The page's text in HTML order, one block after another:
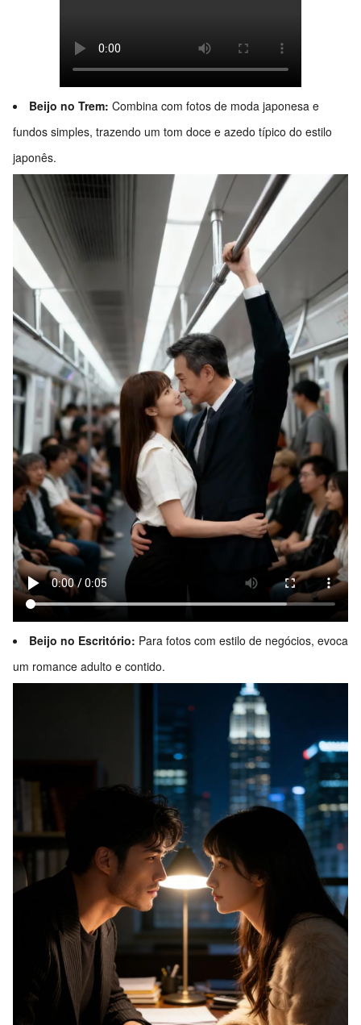
Beijo no Trem: Combina com fotos de moda japonesa e
fundos simples, trazendo um tom doce e azedo típico do estilo
japonês.
Beijo no Escritório: Para fotos com estilo de negócios, evoca
um romance adulto e contido.